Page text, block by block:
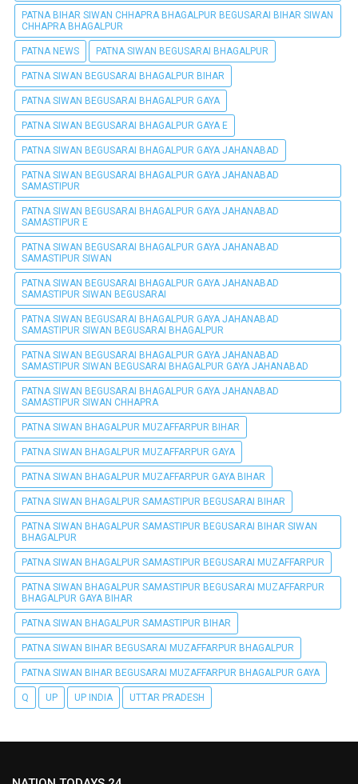
PATNA BIHAR SIWAN CHHAPRA BHAGALPUR BEGUSARAI BIHAR SIWAN
CHHAPRA BHAGALPUR
PATNA NEWS PATNA SIWAN BEGUSARAI BHAGALPUR
PATNA SIWAN BEGUSARAI BHAGALPUR BIHAR
PATNA SIWAN BEGUSARAI BHAGALPUR GAYA
PATNA SIWAN BEGUSARAI BHAGALPUR GAYA E
PATNA SIWAN BEGUSARAI BHAGALPUR GAYA JAHANABAD
PATNA SIWAN BEGUSARAI BHAGALPUR GAYA JAHANABAD
SAMASTIPUR
PATNA SIWAN BEGUSARAI BHAGALPUR GAYA JAHANABAD
SAMASTIPUR E
PATNA SIWAN BEGUSARAI BHAGALPUR GAYA JAHANABAD
SAMASTIPUR SIWAN
PATNA SIWAN BEGUSARAI BHAGALPUR GAYA JAHANABAD
SAMASTIPUR SIWAN BEGUSARAI
PATNA SIWAN BEGUSARAI BHAGALPUR GAYA JAHANABAD
SAMASTIPUR SIWAN BEGUSARAI BHAGALPUR
PATNA SIWAN BEGUSARAI BHAGALPUR GAYA JAHANABAD
SAMASTIPUR SIWAN BEGUSARAI BHAGALPUR GAYA JAHANABAD
PATNA SIWAN BEGUSARAI BHAGALPUR GAYA JAHANABAD
SAMASTIPUR SIWAN CHHAPRA
PATNA SIWAN BHAGALPUR MUZAFFARPUR BIHAR
PATNA SIWAN BHAGALPUR MUZAFFARPUR GAYA
PATNA SIWAN BHAGALPUR MUZAFFARPUR GAYA BIHAR
PATNA SIWAN BHAGALPUR SAMASTIPUR BEGUSARAI BIHAR
PATNA SIWAN BHAGALPUR SAMASTIPUR BEGUSARAI BIHAR SIWAN
BHAGALPUR
PATNA SIWAN BHAGALPUR SAMASTIPUR BEGUSARAI MUZAFFARPUR
PATNA SIWAN BHAGALPUR SAMASTIPUR BEGUSARAI MUZAFFARPUR
BHAGALPUR GAYA BIHAR
PATNA SIWAN BHAGALPUR SAMASTIPUR BIHAR
PATNA SIWAN BIHAR BEGUSARAI MUZAFFARPUR BHAGALPUR
PATNA SIWAN BIHAR BEGUSARAI MUZAFFARPUR BHAGALPUR GAYA
Q UP UP INDIA UTTAR PRADESH